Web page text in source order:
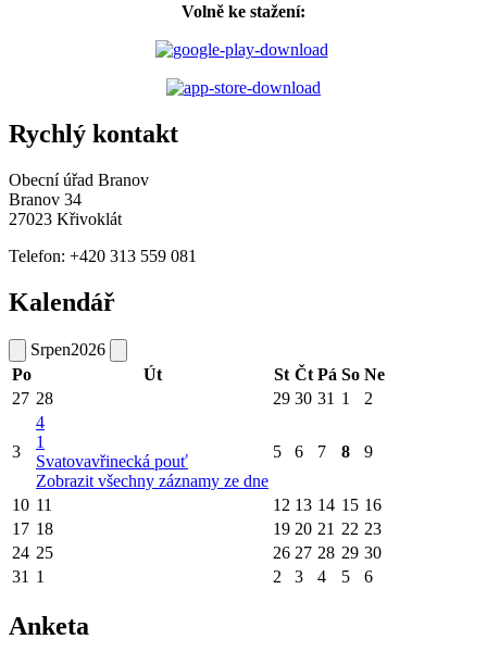
Volně ke stažení:
Rychlý kontakt
Obecní úřad Branov
Branov 34
27023 Křivoklát
Telefon: +420 313 559 081
Kalendář
Srpen2026
Po
Út St Čt Pá So Ne
27 28 29 30 31 1 2
3
4
1
Svatovavřinecká pouť
Zobrazit všechny záznamy ze dne
5 6 7 8 9
10 11 12 13 14 15 16
17 18 19 20 21 22 23
24 25 26 27 28 29 30
31 1 2 3 4 5 6
Anketa